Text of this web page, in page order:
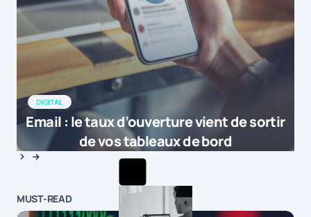
DIGITAL
Email : le taux d’ouverture vient de sortir
de vos tableaux de bord
MUST-READ